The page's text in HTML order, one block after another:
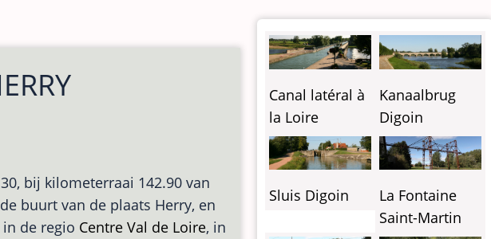
bij kilometerraai 142.90 van
buurt van de plaats Herry, en
de regio Centre Val de Loire, in
Canal latéral à
la Loire
Kanaalbrug
Digoin
Sluis Digoin
La Fontaine
Saint-Martin